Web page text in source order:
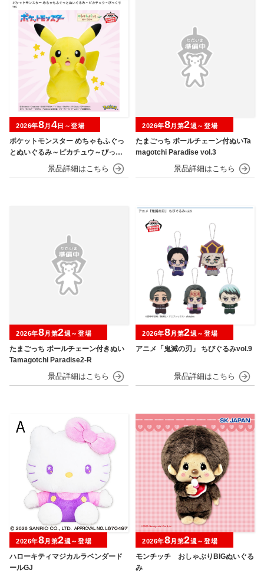
ポケットモンスター めちゃもふぐっ
とぬいぐるみ～ピカチュウ～びっく
2026年8月 4日～登場
たまごっち ボールチェーン付ぬいTa
magotchi Paradise vol.3
2026年8月第2週～登場
たまごっち ボールチェーン付きぬい
Tamagotchi Paradise2-R
2026年8月第2週～登場
アニメ「鬼滅の刃」 ちびぐるみvol.9
2026年8月第2週～登場
ハローキティマジカルラベンダード
ールGJ
2026年8月第2週～登場
モンチッチ おしゃぶりBIGぬいぐる
み
2026年8月第2週～登場